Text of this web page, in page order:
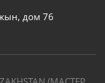
дом 76